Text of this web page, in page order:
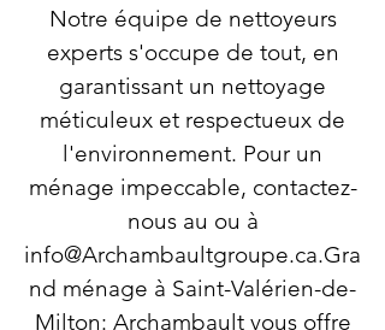
Notre équipe de nettoyeurs
experts s'occupe de tout, en
garantissant un nettoyage
méticuleux et respectueux de
l'environnement. Pour un
ménage impeccable, contactez-
nous au ou à
info@Archambaultgroupe.ca.Gra
nd ménage à Saint-Valérien-de-
Milton: Archambault vous offre